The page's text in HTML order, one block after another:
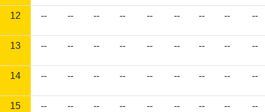
12 -- -- -- -- -- -- -- -- --
13 -- -- -- -- -- -- -- -- --
14 -- -- -- -- -- -- -- -- --
15 -- -- -- -- -- -- -- -- --